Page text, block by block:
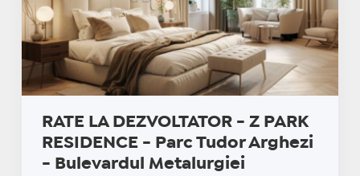
RATE LA DEZVOLTATOR - Z PARK
RESIDENCE - Parc Tudor Arghezi
- Bulevardul Metalurgiei